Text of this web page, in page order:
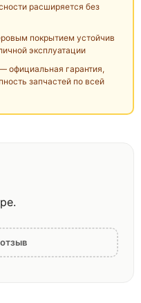
расширяется без
покрытием устойчив
эксплуатации
официальная гарантия,
запчастей по всей